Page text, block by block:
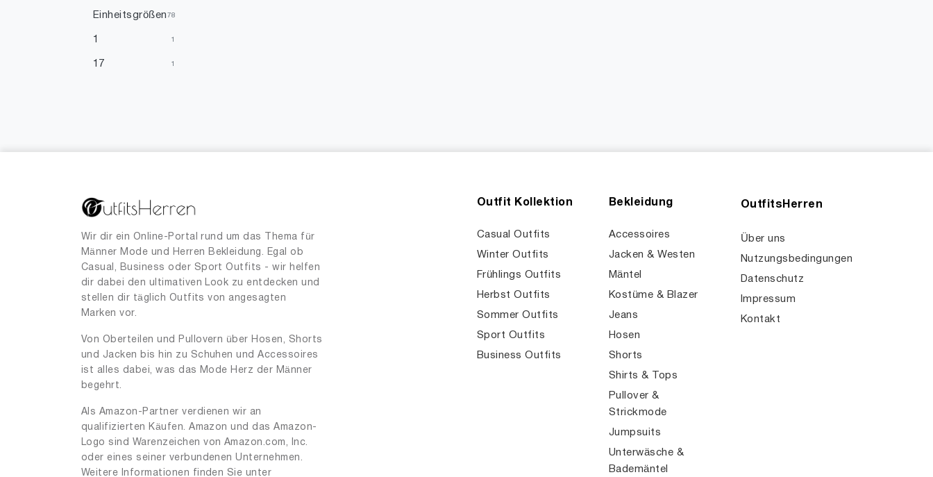
Einheitsgrößen 78
1 1
17 1
39 1
40 4
42 1
54
56
63 1
95
Wir dir ein Online-Portal rund um das Thema für
Männer Mode und Herren Bekleidung. Egal ob
Casual, Business oder Sport Outfits - wir helfen
dir dabei den ultimativen Look zu entdecken und
stellen dir täglich Outfits von angesagten
Marken vor.
Von Oberteilen und Pullovern über Hosen, Shorts
und Jacken bis hin zu Schuhen und Accessoires
ist alles dabei, was das Mode Herz der Männer
begehrt.
Als Amazon-Partner verdienen wir an
qualifizierten Käufen. Amazon und das Amazon-
Logo sind Warenzeichen von Amazon.com, Inc.
oder eines seiner verbundenen Unternehmen.
Weitere Informationen finden Sie unter
Outfit Kollektion
Casual Outfits
Winter Outfits
Frühlings Outfits
Herbst Outfits
Sommer Outfits
Sport Outfits
Business Outfits
Bekleidung
Accessoires
Jacken & Westen
Mäntel
Kostüme & Blazer
Jeans
Hosen
Shorts
Shirts & Tops
Pullover &
Strickmode
Jumpsuits
Unterwäsche &
Bademäntel
OutfitsHerren
Über uns
Nutzungsbedingungen
Datenschutz
Impressum
Kontakt